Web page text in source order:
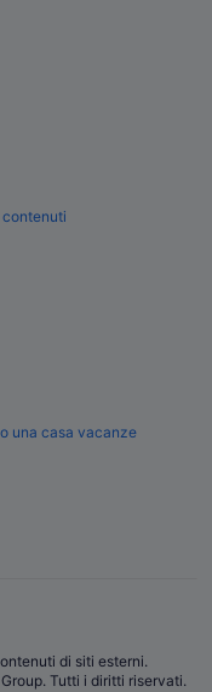
una casa vacanze
di siti esterni.
Tutti i diritti riservati.